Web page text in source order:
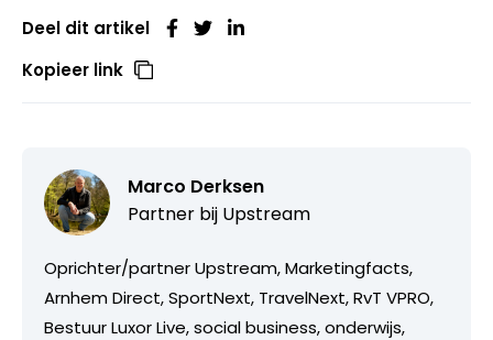
Deel dit artikel
Kopieer link
Marco Derksen
Partner bij Upstream
Oprichter/partner Upstream, Marketingfacts,
Arnhem Direct, SportNext, TravelNext, RvT VPRO,
Bestuur Luxor Live, social business, onderwijs,